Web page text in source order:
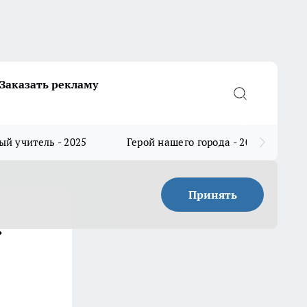
Заказать рекламу
учитель - 2025 Герой нашего города - 2025
Принять